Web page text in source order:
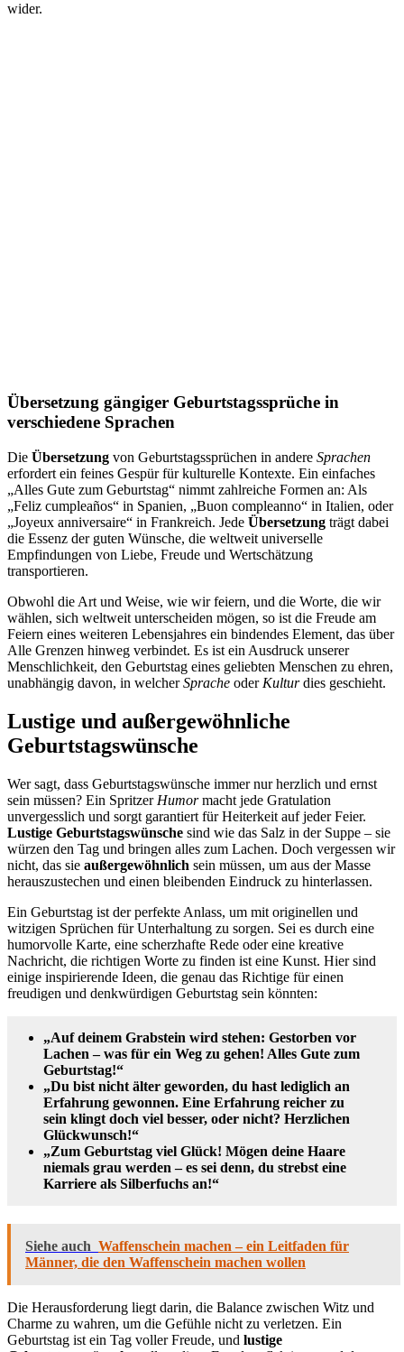
wider.
Übersetzung gängiger Geburtstagssprüche in
verschiedene Sprachen
Die Übersetzung von Geburtstagssprüchen in andere Sprachen
erfordert ein feines Gespür für kulturelle Kontexte. Ein einfaches
„Alles Gute zum Geburtstag“ nimmt zahlreiche Formen an: Als
„Feliz cumpleaños“ in Spanien, „Buon compleanno“ in Italien, oder
„Joyeux anniversaire“ in Frankreich. Jede Übersetzung trägt dabei
die Essenz der guten Wünsche, die weltweit universelle
Empfindungen von Liebe, Freude und Wertschätzung
transportieren.
Obwohl die Art und Weise, wie wir feiern, und die Worte, die wir
wählen, sich weltweit unterscheiden mögen, so ist die Freude am
Feiern eines weiteren Lebensjahres ein bindendes Element, das über
Alle Grenzen hinweg verbindet. Es ist ein Ausdruck unserer
Menschlichkeit, den Geburtstag eines geliebten Menschen zu ehren,
unabhängig davon, in welcherSprache oder Kulturdies geschieht.
Lustige und außergewöhnliche
Geburtstagswünsche
Wer sagt, dass Geburtstagswünsche immer nur herzlich und ernst
sein müssen? Ein Spritzer Humormacht jede Gratulation
unvergesslich und sorgt garantiert für Heiterkeit auf jeder Feier.
Lustige Geburtstagswünsche sind wie das Salz in der Suppe – sie
würzen den Tag und bringen alles zum Lachen. Doch vergessen wir
nicht, das sie außergewöhnlich sein müssen, um aus der Masse
herauszustechen und einen bleibenden Eindruck zu hinterlassen.
Ein Geburtstag ist der perfekte Anlass, um mit originellen und
witzigen Sprüchen für Unterhaltung zu sorgen. Sei es durch eine
humorvolle Karte, eine scherzhafte Rede oder eine kreative
Nachricht, die richtigen Worte zu finden ist eine Kunst. Hier sind
einige inspirierende Ideen, die genau das Richtige für einen
freudigen und denkwürdigen Geburtstag sein könnten:
„Auf deinem Grabstein wird stehen: Gestorben vor
Lachen – was für ein Weg zu gehen! Alles Gute zum
Geburtstag!“
„Du bist nicht älter geworden, du hast lediglich an
Erfahrung gewonnen. Eine Erfahrung reicher zu
sein klingt doch viel besser, oder nicht? Herzlichen
Glückwunsch!“
„Zum Geburtstag viel Glück! Mögen deine Haare
niemals grau werden – es sei denn, du strebst eine
Karriere als Silberfuchs an!“
Siehe auch Waffenschein machen – ein Leitfaden für
Männer, die den Waffenschein machen wollen
Die Herausforderung liegt darin, die Balance zwischen Witz und
Charme zu wahren, um die Gefühle nicht zu verletzen. Ein
Geburtstag ist ein Tag voller Freude, und lustige